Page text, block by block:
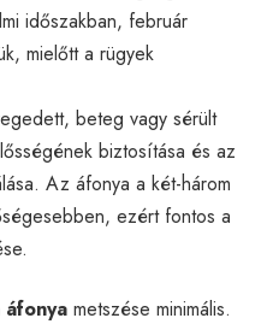
időszakban, február
mielőtt a rügyek
beteg vagy sérült
biztosítása és az
Az áfonya a két-három
ezért fontos a
metszése minimális.